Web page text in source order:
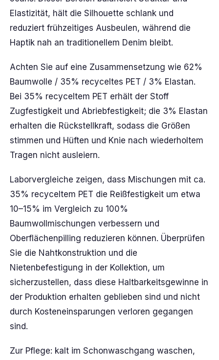
Elastizität, hält die Silhouette schlank und
reduziert frühzeitiges Ausbeulen, während die
Haptik nah an traditionellem Denim bleibt.
Achten Sie auf eine Zusammensetzung wie 62%
Baumwolle / 35% recyceltes PET / 3% Elastan.
Bei 35% recyceltem PET erhält der Stoff
Zugfestigkeit und Abriebfestigkeit; die 3% Elastan
erhalten die Rückstellkraft, sodass die Größen
stimmen und Hüften und Knie nach wiederholtem
Tragen nicht ausleiern.
Laborvergleiche zeigen, dass Mischungen mit ca.
35% recyceltem PET die Reißfestigkeit um etwa
10–15% im Vergleich zu 100%
Baumwollmischungen verbessern und
Oberflächenpilling reduzieren können. Überprüfen
Sie die Nahtkonstruktion und die
Nietenbefestigung in der Kollektion, um
sicherzustellen, dass diese Haltbarkeitsgewinne in
der Produktion erhalten geblieben sind und nicht
durch Kosteneinsparungen verloren gegangen
sind.
Zur Pflege: kalt im Schonwaschgang waschen,